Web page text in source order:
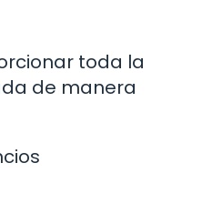
toda la
de manera